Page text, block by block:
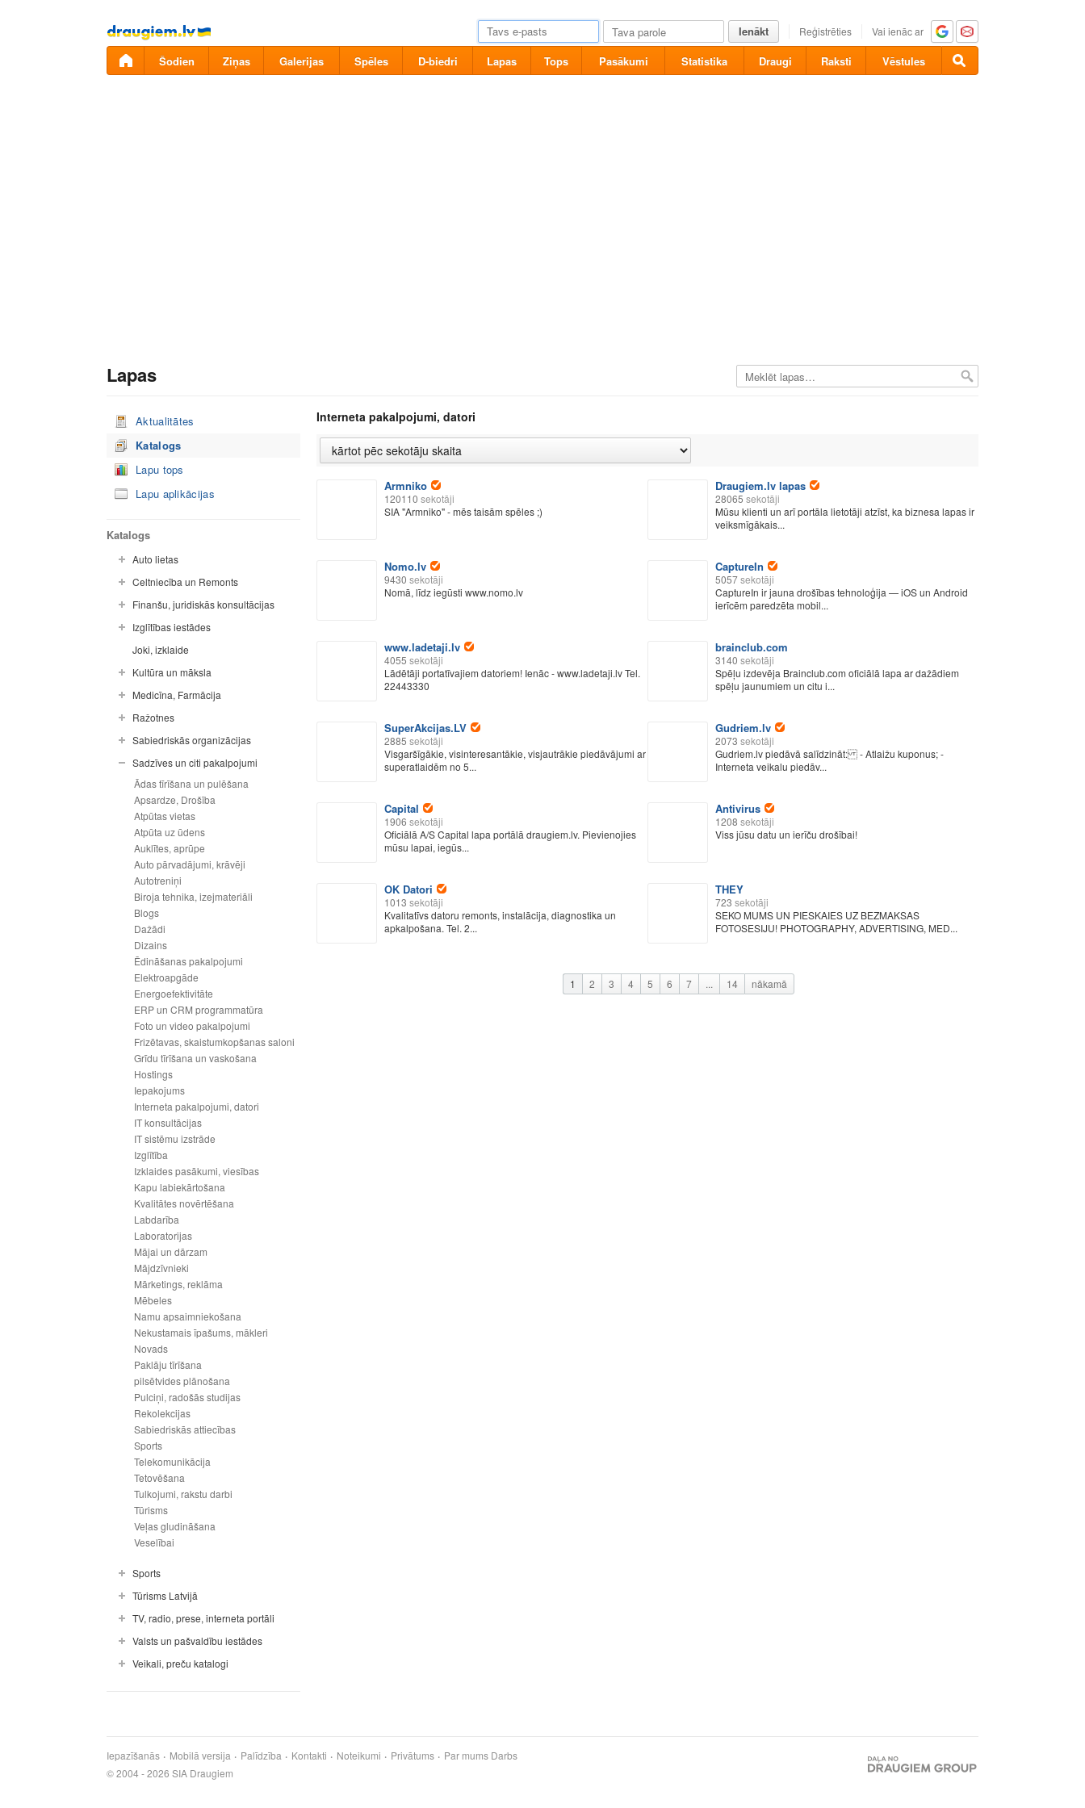
Pāriet
uz
saturu
Ienākt Reģistrēties Vai ienāc ar
Šodien Ziņas Galerijas Spēles D-biedri Lapas Tops Pasākumi Statistika Draugi Raksti Vēstules
Lapas
Aktualitātes
Katalogs
Lapu tops
Lapu aplikācijas
Katalogs
Auto lietas
Celtniecība un Remonts
Finanšu, juridiskās konsultācijas
Izglītības iestādes
Joki, izklaide
Kultūra un māksla
Medicīna, Farmācija
Ražotnes
Sabiedriskās organizācijas
Sadzīves un citi pakalpojumi
Ādas tīrīšana un pulēšana
Apsardze, Drošība
Atpūtas vietas
Atpūta uz ūdens
Auklītes, aprūpe
Auto pārvadājumi, krāvēji
Autotreniņi
Biroja tehnika, izejmateriāli
Blogs
Dažādi
Dizains
Ēdināšanas pakalpojumi
Elektroapgāde
Energoefektivitāte
ERP un CRM programmatūra
Foto un video pakalpojumi
Frizētavas, skaistumkopšanas saloni
Grīdu tīrīšana un vaskošana
Hostings
Iepakojums
Interneta pakalpojumi, datori
IT konsultācijas
IT sistēmu izstrāde
Izglītība
Izklaides pasākumi, viesības
Kapu labiekārtošana
Kvalitātes novērtēšana
Labdarība
Laboratorijas
Mājai un dārzam
Mājdzīvnieki
Mārketings, reklāma
Mēbeles
Namu apsaimniekošana
Nekustamais īpašums, mākleri
Novads
Paklāju tīrīšana
pilsētvides plānošana
Pulciņi, radošās studijas
Rekolekcijas
Sabiedriskās attiecības
Sports
Telekomunikācija
Tetovēšana
Tulkojumi, rakstu darbi
Tūrisms
Veļas gludināšana
Veselībai
Sports
Tūrisms Latvijā
TV, radio, prese, interneta portāli
Valsts un pašvaldību iestādes
Veikali, preču katalogi
Interneta pakalpojumi, datori
Armniko
120110 sekotāji
SIA "Armniko" - mēs taisām spēles ;)
Draugiem.lv lapas
28065 sekotāji
Mūsu klienti un arī portāla lietotāji atzīst, ka biznesa lapas ir
veiksmīgākais...
Nomo.lv
9430 sekotāji
Nomā, līdz iegūsti www.nomo.lv
CaptureIn
5057sekotāji
CaptureIn ir jauna drošības tehnoloģija — iOS un Android
ierīcēm paredzēta mobil...
www.ladetaji.lv
4055 sekotāji
Lādētāji portatīvajiem datoriem! Ienāc - www.ladetaji.lv Tel.
22443330
brainclub.com
3140 sekotāji
Spēļu izdevēja Brainclub.com oficiālā lapa ar dažādiem
spēļu jaunumiem un citu i...
SuperAkcijas.LV
2885 sekotāji
Visgaršīgākie, visinteresantākie, visjautrākie piedāvājumi ar
superatlaidēm no 5...
Gudriem.lv
2073 sekotāji
Gudriem.lv piedāvā salīdzināt: - Atlaižu kuponus; -
Interneta veikalu piedāv...
Capital
1906 sekotāji
Oficiālā A/S Capital lapa portālā draugiem.lv. Pievienojies
mūsu lapai, iegūs...
Antivirus
1208 sekotāji
Viss jūsu datu un ierīču drošībai!
OK Datori
1013 sekotāji
Kvalitatīvs datoru remonts, instalācija, diagnostika un
apkalpošana. Tel. 2...
THEY
723 sekotāji
SEKO MUMS UN PIESKAIES UZ BEZMAKSAS
FOTOSESIJU! PHOTOGRAPHY, ADVERTISING, MED...
1 2 3 4 5 6 7 ... 14 nākamā
Iepazīšanās Mobilā versija Palīdzība Kontakti Noteikumi Privātums Par mums Darbs
© 2004 - 2026 SIA Draugiem